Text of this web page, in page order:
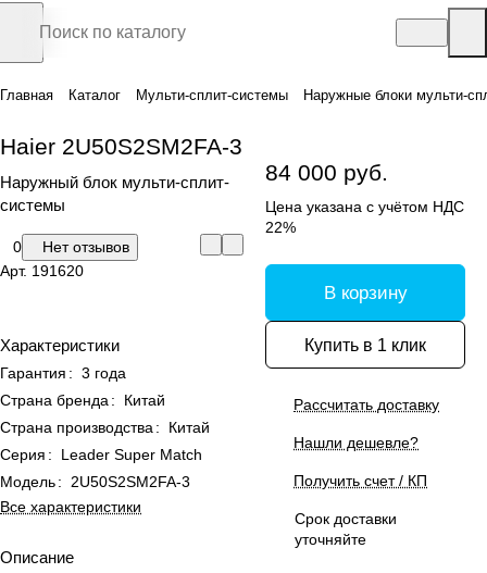
Главная Каталог Мульти-сплит-системы Наружные блоки мульти-
Haier 2U50S2SM2FA-3
Наружный блок мульти-сплит-
системы
0
Нет отзывов
Арт. 191620
Характеристики
Гарантия : 3 года
Страна бренда :
Китай
Страна производства :
Китай
Серия :
Leader Super Match
Модель:
2U50S2SM2FA-3
Все характеристики
Описание
84 000 руб.
Цена указана с учётом НДС
22%
В корзину
Купить в 1 клик
Рассчитать доставку
Нашли дешевле?
Получить счет / КП
Срок доставки
уточняйте